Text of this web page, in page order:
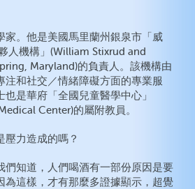
家。他是美國馬里蘭州銀泉市「威
人機構」(William Stixrud and
Maryland)的負責人。該機構由
注和社交／情緒障礙方面的專業服
是華府「全國兒童醫學中心」
Center)的屬附教員。
壓力造成的嗎？
們知道，人們喝酒有一部份原因是要
為這樣，才有那麼多證據顯示，超覺